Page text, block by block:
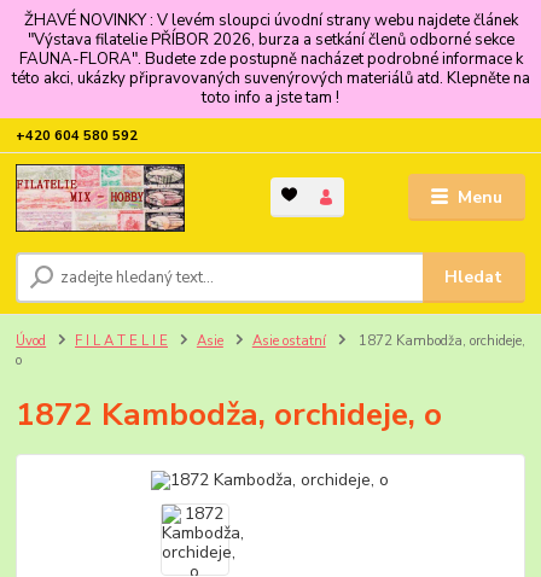
ŽHAVÉ NOVINKY : V levém sloupci úvodní strany webu najdete článek
"Výstava filatelie PŘÍBOR 2026, burza a setkání členů odborné sekce
FAUNA-FLORA". Budete zde postupně nacházet podrobné informace k
této akci, ukázky připravovaných suvenýrových materiálů atd. Klepněte na
toto info a jste tam !
Menu
Hledat
+420 604 580 592
Úvod F I L A T E L I E Asie Asie ostatní
1872 Kambodža, orchideje,
o
1872 Kambodža, orchideje, o